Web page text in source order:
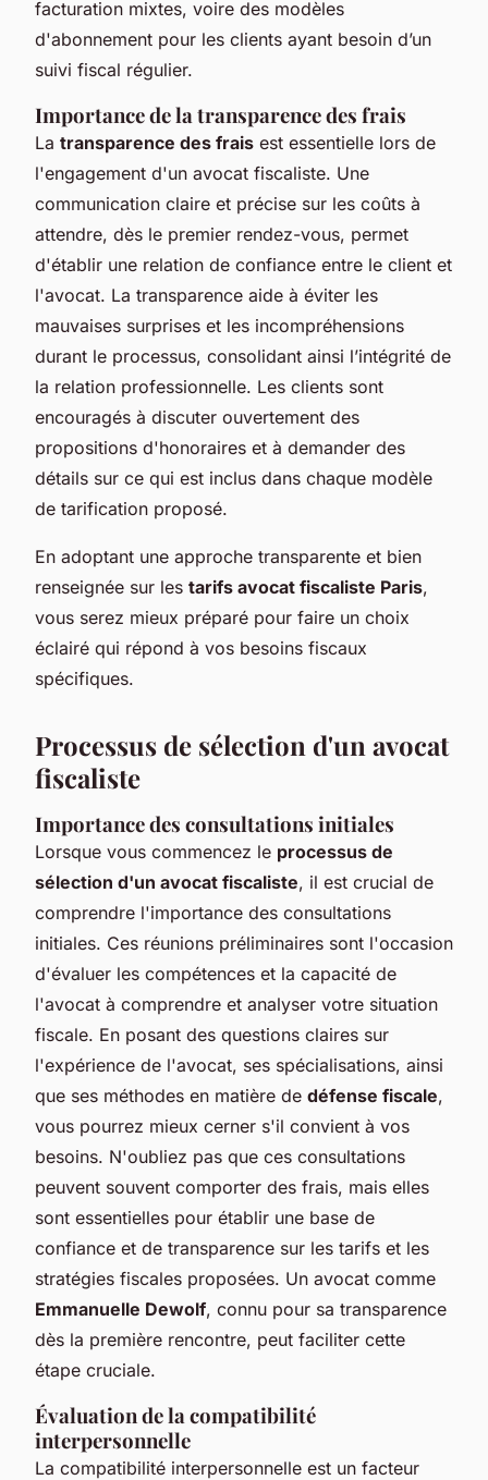
facturation mixtes, voire des modèles
d'abonnement pour les clients ayant besoin d’un
suivi fiscal régulier.
Importance de la transparence des frais
La transparence des frais est essentielle lors de
l'engagement d'un avocat fiscaliste. Une
communication claire et précise sur les coûts à
attendre, dès le premier rendez-vous, permet
d'établir une relation de confiance entre le client et
l'avocat. La transparence aide à éviter les
mauvaises surprises et les incompréhensions
durant le processus, consolidant ainsi l’intégrité de
la relation professionnelle. Les clients sont
encouragés à discuter ouvertement des
propositions d'honoraires et à demander des
détails sur ce qui est inclus dans chaque modèle
de tarification proposé.
En adoptant une approche transparente et bien
renseignée sur les tarifs avocat fiscaliste Paris,
vous serez mieux préparé pour faire un choix
éclairé qui répond à vos besoins fiscaux
spécifiques.
Processus de sélection d'un avocat
fiscaliste
Importance des consultations initiales
Lorsque vous commencez le processus de
sélection d'un avocat fiscaliste, il est crucial de
comprendre l'importance des consultations
initiales. Ces réunions préliminaires sont l'occasion
d'évaluer les compétences et la capacité de
l'avocat à comprendre et analyser votre situation
fiscale. En posant des questions claires sur
l'expérience de l'avocat, ses spécialisations, ainsi
que ses méthodes en matière de défense fiscale,
vous pourrez mieux cerner s'il convient à vos
besoins. N'oubliez pas que ces consultations
peuvent souvent comporter des frais, mais elles
sont essentielles pour établir une base de
confiance et de transparence sur les tarifs et les
stratégies fiscales proposées. Un avocat comme
Emmanuelle Dewolf, connu pour sa transparence
dès la première rencontre, peut faciliter cette
étape cruciale.
Évaluation de la compatibilité
interpersonnelle
La compatibilité interpersonnelle est un facteur